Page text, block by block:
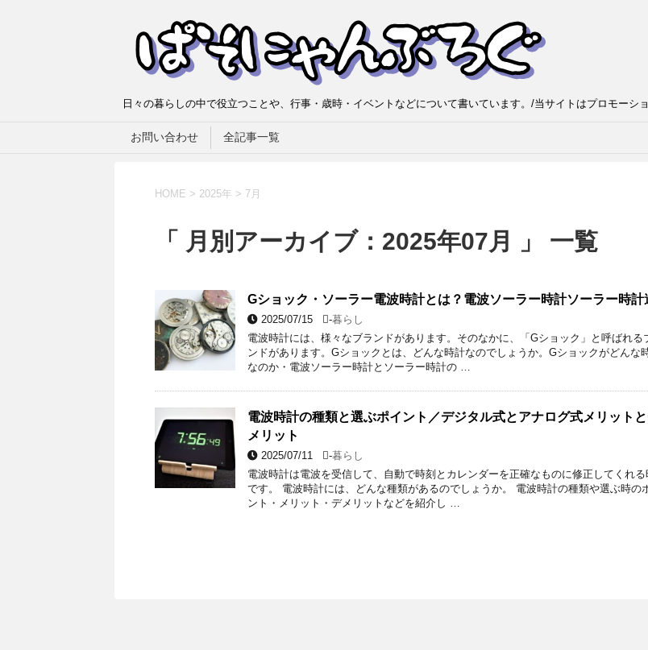
日々の暮らしの中で役立つことや、行事・歳時・イベントなどについて書いています。/当サイトはプロモーシ
お問い合わせ 全記事一覧
HOME > 2025年 > 7月
「 月別アーカイブ：2025年07月 」 一覧
Gショック・ソーラー電波時計とは？電波ソーラー時計ソーラー時計
2025/07/15 -暮らし
電波時計には、様々なブランドがあります。そのなかに、「Gショック」と呼ばれる
ンドがあります。Gショックとは、どんな時計なのでしょうか。Gショックがどんな
なのか・電波ソーラー時計とソーラー時計の …
電波時計の種類と選ぶポイント／デジタル式とアナログ式メリット
メリット
2025/07/11 -暮らし
電波時計は電波を受信して、自動で時刻とカレンダーを正確なものに修正してくれる
です。 電波時計には、どんな種類があるのでしょうか。 電波時計の種類や選ぶ時の
ント・メリット・デメリットなどを紹介し …